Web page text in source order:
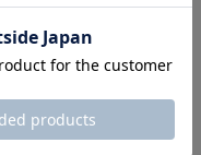
デイリー
卒業式
慶事
花火大会・お祭り